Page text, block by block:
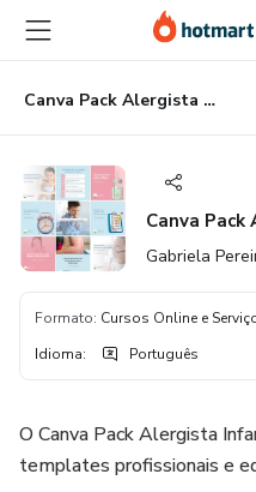
para
conteúdo
principal
para
pagamento
para
rodapé
Canva Pack Alergista Infantil
Canva
Gabriela
Formato: Cursos Online e
Idioma: Português
O Canva Pack Alergista
templates profissionais e